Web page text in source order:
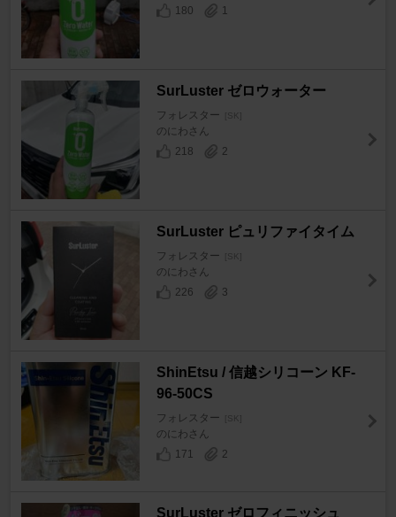
180
1
SurLuster ゼロウォーター
フォレスター [SK]
のにわさん
218
2
SurLuster ピュリファイタイム
フォレスター [SK]
のにわさん
226
3
ShinEtsu / 信越シリコーン KF-
96-50CS
フォレスター [SK]
のにわさん
171
2
SurLuster ゼロフィニッシュ